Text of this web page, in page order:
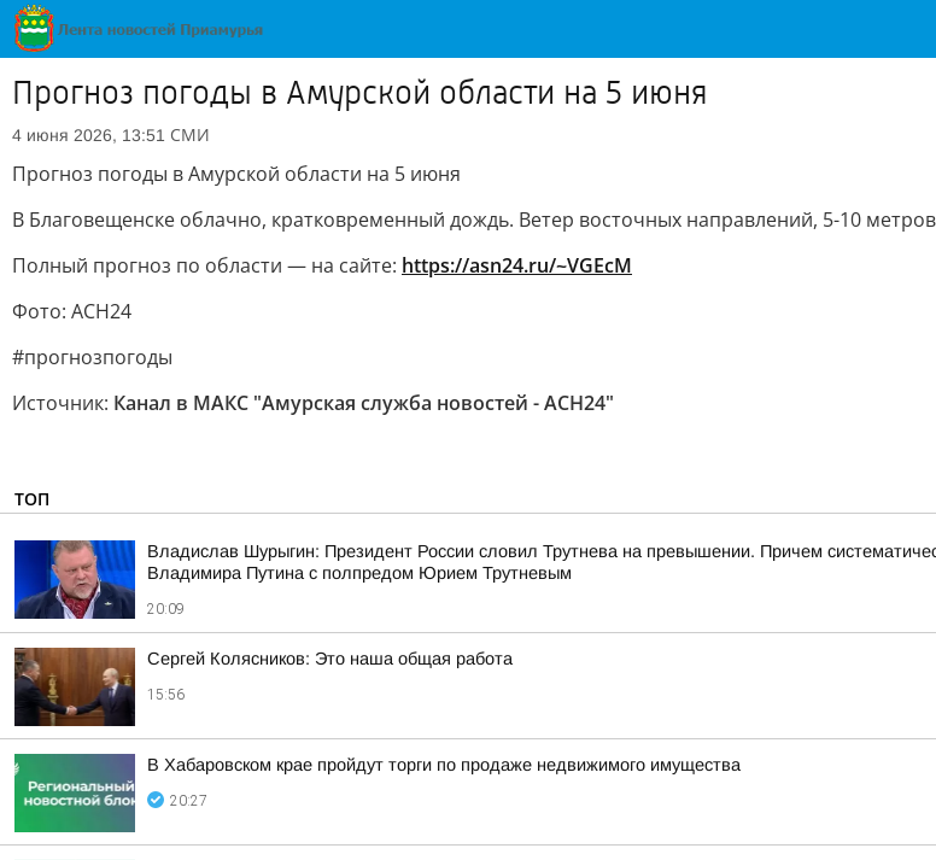
Прогноз погоды в Амурской области на 5 июня
4 июня 2026, 13:51 СМИ
Прогноз погоды в Амурской области на 5 июня
В Благовещенске облачно, кратковременный дождь. Ветер восточных направлений, 5-10
Полный прогноз по области — на сайте: https://asn24.ru/~VGEcM
Фото: АСН24
#прогнозпогоды
Источник: Канал в МАКС "Амурская служба новостей - АСН24"
ТОП
Владислав Шурыгин: Президент России словил Трутнева на превышении. Причем
Владимира Путина с полпредом Юрием Трутневым
20:09
Сергей Колясников: Это наша общая работа
15:56
В Хабаровском крае пройдут торги по продаже недвижимого имущества
20:27